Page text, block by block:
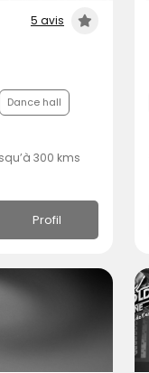
5 avis
Dance hall
300 kms
Profil